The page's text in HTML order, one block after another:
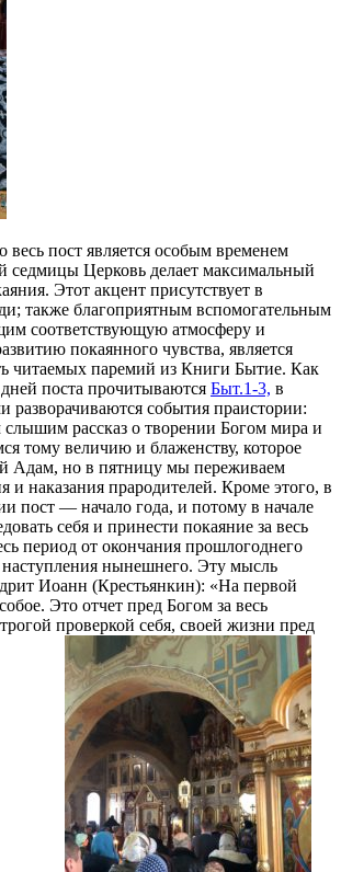
весь пост является особым временем
седмицы Церковь делает максимальный
Этот акцент присутствует в
также благоприятным вспомогательным
соответствующую атмосферу и
покаянного чувства, является
читаемых паремий из Книги Бытие. Как
поста прочитываются Быт.1-3, в
разворачиваются события праистории:
рассказ о творении Богом мира и
тому величию и блаженству, которое
Адам, но в пятницу мы переживаем
и наказания прародителей. Кроме этого, в
пост — начало года, и потому в начале
себя и принести покаяние за весь
период от окончания прошлогоднего
наступления нынешнего. Эту мысль
Иоанн (Крестьянкин): «На первой
Это отчет пред Богом за весь
проверкой себя, своей жизни пред